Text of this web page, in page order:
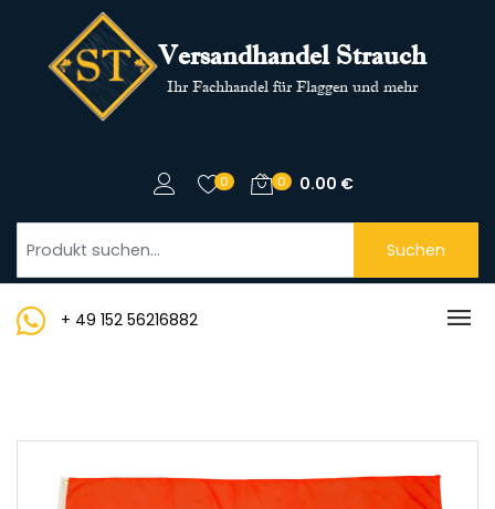
Versandhandel Strauch
Ihr Fachhandel für Flaggen und mehr
0 0 0.00 €
Suchen
+ 49 152 56216882